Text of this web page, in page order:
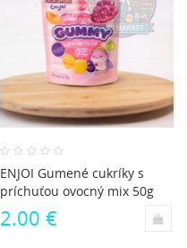
ENJOI Gumené cukríky s
príchuťou ovocný mix 50g
2.00 €